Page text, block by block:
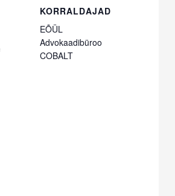
KORRALDAJAD
EÕÜL
Advokaadibüroo
COBALT